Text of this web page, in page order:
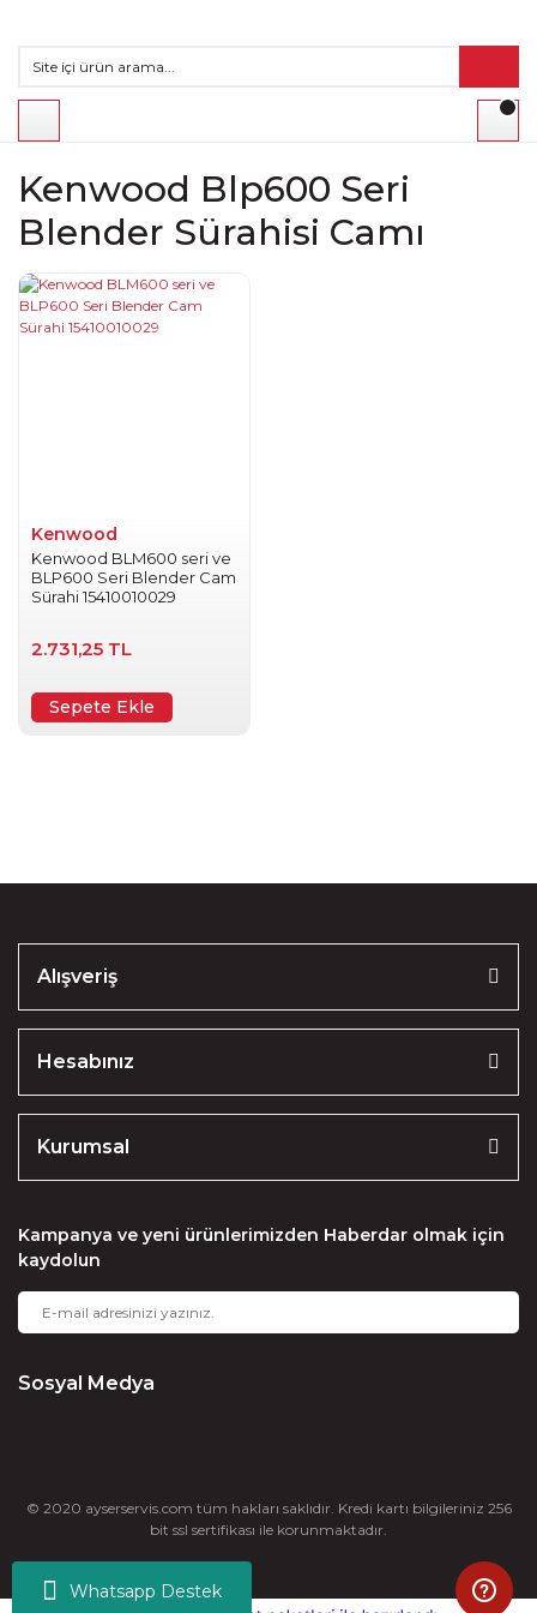
Whatsapp Destek
Kenwood Blp600 Seri
Blender Sürahisi Camı
Kenwood
Kenwood BLM600 seri ve
BLP600 Seri Blender Cam
Sürahi 15410010029
2.731,25 TL
Sepete Ekle
Alışveriş
Hesabınız
Kurumsal
Kampanya ve yeni ürünlerimizden Haberdar olmak için
kaydolun
Sosyal Medya
© 2020 ayserservis.com tüm hakları saklıdır. Kredi kartı bilgileriniz 256
bit ssl sertifikası ile korunmaktadır.